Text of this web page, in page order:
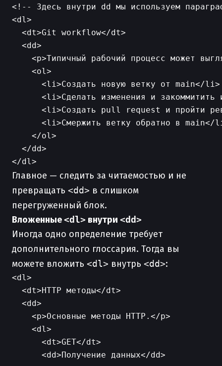
<!-- Здесь внутри dd мы используем
<dl>
  <dt>Git workflow</dt>
  <dd>
<p>Типичный рабочий процесс может
    <ol>
      <li>Создать новую ветку от main</li>
<li>Сделать изменения и закоммитить
<li>Создать pull request и пройти
<li>Смержить ветку обратно в main</
    </ol>
  </dd>
Главное — следить за читаемостью и не
превращать <dd> в слишком
перегруженный блок.
Вложенные<dl> внутри <dd>
Иногда одно определение требует
дополнительного глоссария. Тогда вы
можете вложить <dl> внутрь <dd>:
<dl>
  <dt>HTTP методы</dt>
  <dd>
    <p>Основные методы HTTP.</p>
    <dl>
      <dt>GET</dt>
      <dd>Получение данных</dd>